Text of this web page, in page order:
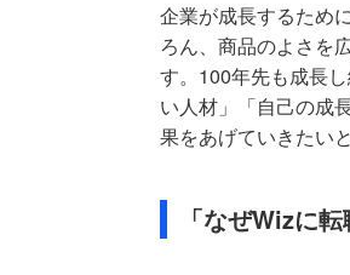
企業が成長するため
ろん、商品のよさを
す。100年先も成長
い人材」「自己の成
果をあげていきたい
「なぜWizに